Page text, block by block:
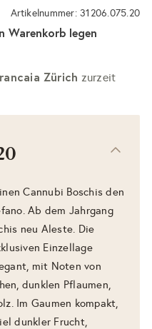
Artikelnummer: 31206.075.20
Warenkorb legen
Zürich zurzeit
Cannubi Boschis den
Ab dem Jahrgang
neu Aleste. Die
Einzellage
mit Noten von
dunklen Pflaumen,
Im Gaumen kompakt,
dunkler Frucht,